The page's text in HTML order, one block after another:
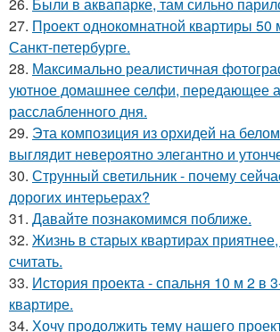
27. Проект однокомнатной квартиры
Санкт-петербурге.
28. Максимально реалистичная
уютное домашнее селфи, передающее
расслабленного дня.
29. Эта композиция из орхидей на
выглядит невероятно элегантно и
30. Струнный светильник - почему
дорогих интерьерах?
31. Давайте познакомимся поближе.
32. Жизнь в старых квартирах
считать.
33. История проекта - спальня 10 м 2 в
квартире.
34. Хочу продолжить тему нашего